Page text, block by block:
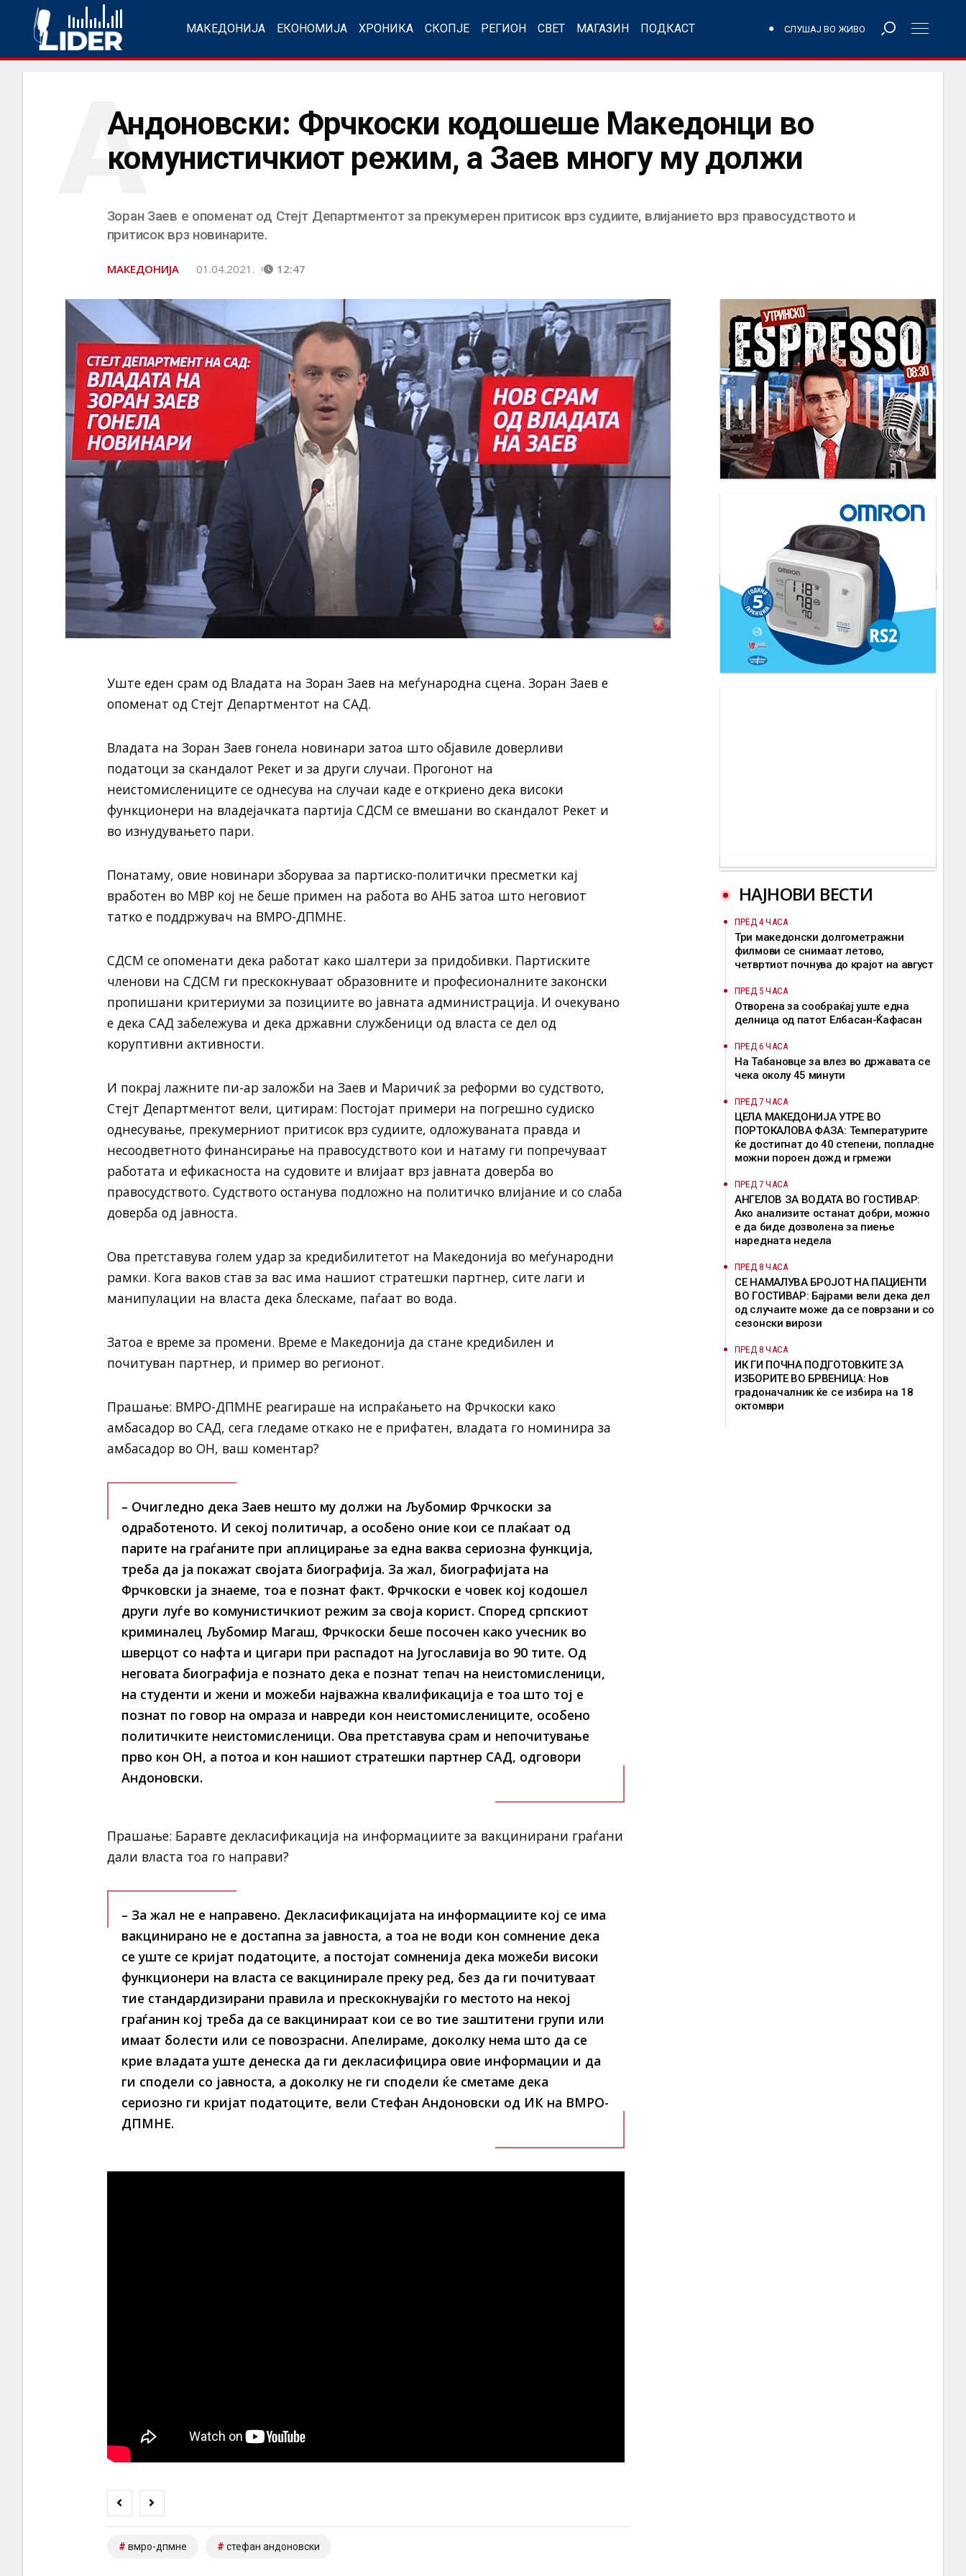
МАКЕДОНИЈА ЕКОНОМИЈА ХРОНИКА СКОПЈЕ РЕГИОН СВЕТ МАГАЗИН ПОДКАСТ СЛУШАЈ ВО ЖИВО
Андоновски: Фрчкоски кодошеше Македонци во
комунистичкиот режим, а Заев многу му должи
А
Зоран Заев е опоменат од Стејт Департментот за прекумерен притисок врз судиите, влијанието врз правосудството и
притисок врз новинарите.
МАКЕДОНИЈА 01.04.2021. 12:47
Уште еден срам од Владата на Зоран Заев на меѓународна сцена. Зоран Заев е
опоменат од Стејт Департментот на САД.
Владата на Зоран Заев гонела новинари затоа што објавиле доверливи
податоци за скандалот Рекет и за други случаи. Прогонот на
неистомислениците се однесува на случаи каде е откриено дека високи
функционери на владејачката партија СДСМ се вмешани во скандалот Рекет и
во изнудувањето пари.
Понатаму, овие новинари зборуваа за партиско-политички пресметки кај
вработен во МВР кој не беше примен на работа во АНБ затоа што неговиот
татко е поддржувач на ВМРО-ДПМНЕ.
СДСМ се опоменати дека работат како шалтери за придобивки. Партиските
членови на СДСМ ги прескокнуваат образовните и професионалните законски
пропишани критериуми за позициите во јавната администрација. И очекувано
е дека САД забележува и дека државни службеници од власта се дел од
коруптивни активности.
И покрај лажните пи-ар заложби на Заев и Маричиќ за реформи во судството,
Стејт Департментот вели, цитирам: Пoстојат примери на погрешно судиско
однесување, прекумерниот притисок врз судиите, одложуваната правда и
несоодветното финансирање на правосудството кои и натаму ги попречуваат
работата и ефикасноста на судовите и влијаат врз јавната доверба во
правосудството. Судството останува подложно на политичко влијание и со слаба
доверба од јавноста.
Ова претставува голем удар за кредибилитетот на Македонија во меѓународни
рамки. Кога ваков став за вас има нашиот стратешки партнер, сите лаги и
манипулации на власта дека блескаме, паѓаат во вода.
Затоа е време за промени. Време е Македонија да стане кредибилен и
почитуван партнер, и пример во регионот.
Прашање: ВМРО-ДПМНЕ реагираше на испраќањето на Фрчкоски како
амбасадор во САД, сега гледаме откако не е прифатен, владата го номинира за
амбасадор во ОН, ваш коментар?
– Очигледно дека Заев нешто му должи на Љубомир Фрчкоски за
одработеното. И секој политичар, а особено оние кои се плаќаат од
парите на граѓаните при аплицирање за една ваква сериозна функција,
треба да ја покажат својата биографија. За жал, биографијата на
Фрчковски ја знаеме, тоа е познат факт. Фрчкоски е човек кој кодошел
други луѓе во комунистичкиот режим за своја корист. Според српскиот
криминалец Љубомир Магаш, Фрчкоски беше посочен како учесник во
шверцот со нафта и цигари при распадот на Југославија во 90 тите. Од
неговата биографија е познато дека е познат тепач на неистомисленици,
на студенти и жени и можеби најважна квалификација е тоа што тој е
познат по говор на омраза и навреди кон неистомислениците, особено
политичките неистомисленици. Ова претставува срам и непочитување
прво кон ОН, а потоа и кон нашиот стратешки партнер САД, одговори
Андоновски.
Прашање: Баравте декласификација на информациите за вакцинирани граѓани
дали власта тоа го направи?
– За жал не е направено. Декласификацијата на информациите кој се има
вакцинирано не е достапна за јавноста, а тоа не води кон сомнение дека
се уште се кријат податоците, а постојат сомненија дека можеби високи
функционери на власта се вакцинирале преку ред, без да ги почитуваат
тие стандардизирани правила и прескокнувајќи го местото на некој
граѓанин кој треба да се вакцинираат кои се во тие заштитени групи или
имаат болести или се повозрасни. Апелираме, доколку нема што да се
крие владата уште денеска да ги декласифицира овие информации и да
ги сподели со јавноста, а доколку не ги сподели ќе сметаме дека
сериозно ги кријат податоците, вели Стефан Андоновски од ИК на ВМРО-
ДПМНЕ.
вмро-дпмне стефан андоновски
НАЈНОВИ ВЕСТИ
ПРЕД 4 ЧАСА
Три македонски долгометражни
филмови се снимаат летово,
четвртиот почнува до крајот на август
ПРЕД 5 ЧАСА
Отворена за сообраќај уште една
делница од патот Елбасан-Ќафасан
ПРЕД 6 ЧАСА
На Табановце за влез во државата се
чека околу 45 минути
ПРЕД 7 ЧАСА
ЦЕЛА МАКЕДОНИЈА УТРЕ ВО
ПОРТОКАЛОВА ФАЗА: Температурите
ќе достигнат до 40 степени, попладне
можни пороен дожд и грмежи
ПРЕД 7 ЧАСА
АНГЕЛОВ ЗА ВОДАТА ВО ГОСТИВАР:
Ако анализите останат добри, можно
е да биде дозволена за пиење
наредната недела
ПРЕД 8 ЧАСА
СЕ НАМАЛУВА БРОЈОТ НА ПАЦИЕНТИ
ВО ГОСТИВАР: Бајрами вели дека дел
од случаите може да се поврзани и со
сезонски вирози
ПРЕД 8 ЧАСА
ИК ГИ ПОЧНА ПОДГОТОВКИТЕ ЗА
ИЗБОРИТЕ ВО БРВЕНИЦА: Нов
градоначалник ќе се избира на 18
октомври